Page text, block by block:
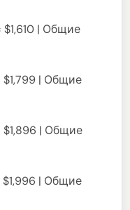
| Общие
| Общие
| Общие
| Общие